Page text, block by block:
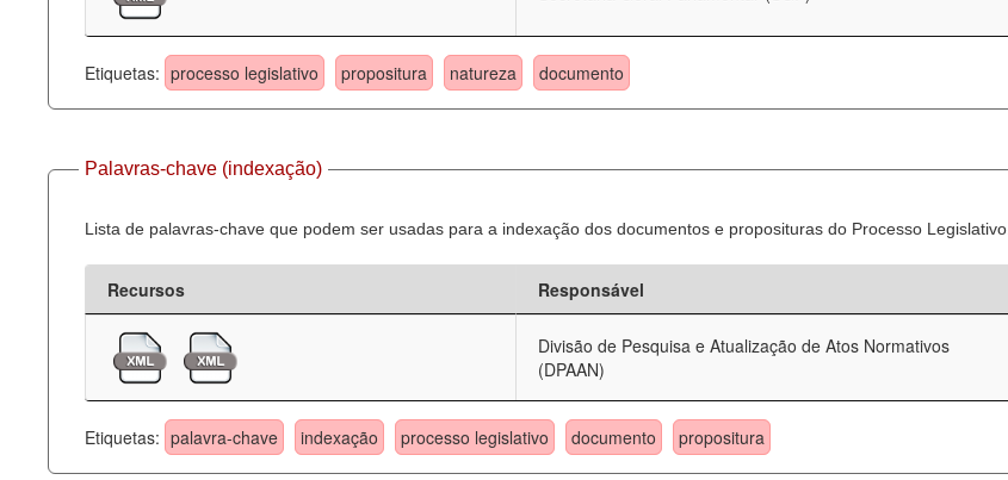
Etiquetas: processo legislativo propositura natureza documento
Palavras-chave (indexação)
Lista de palavras-chave que podem ser usadas para a indexação dos documentos e proposituras do Processo Legislativo.
Recursos Responsável
Divisão de Pesquisa e Atualização de Atos Normativos
(DPAAN)
Etiquetas: palavra-chave indexação processo legislativo documento propositura